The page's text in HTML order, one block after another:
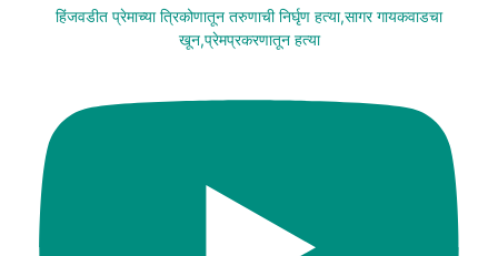
हिंजवडीत प्रेमाच्या त्रिकोणातून तरुणाची निर्घृण हत्या,सागर गायकवाडचा
खून,प्रेमप्रकरणातून हत्या